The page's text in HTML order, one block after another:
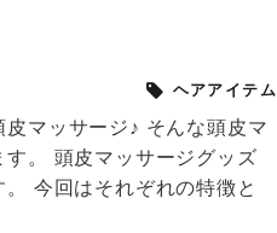
ヘアアイテム
マッサージ♪ そんな頭皮マ
。 頭皮マッサージグッズ
今回はそれぞれの特徴と